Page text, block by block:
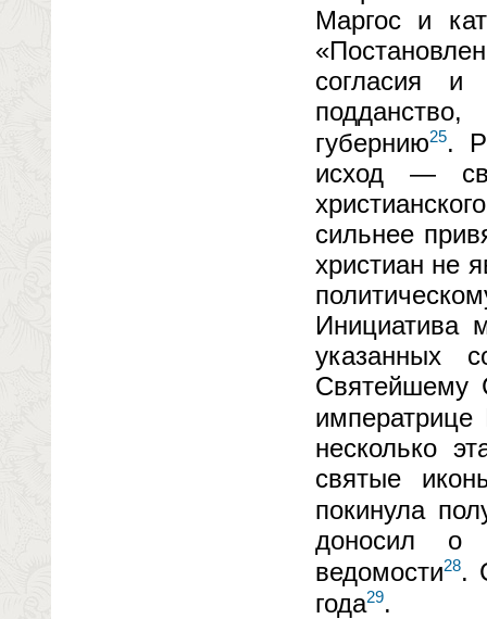
Маргос и
согласия и
губернию25.
исход —
сильнее
христиан не
Инициатива
указанных
Святейшему
императрице
несколько
святые
покинула
доносил о
ведомости28.
года29.